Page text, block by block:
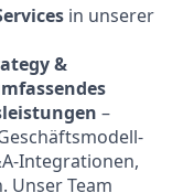
in unserer
&
–
Integrationen,
Unser Team